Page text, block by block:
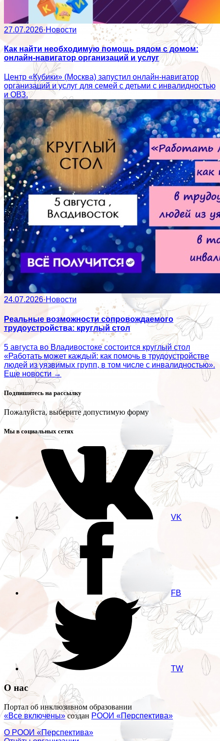
27.07.2026·Новости
Как найти необходимую помощь рядом с домом:
онлайн-навигатор организаций и услуг
Центр «Кубики» (Москва) запустил онлайн-навигатор
организаций и услуг для семей с детьми с инвалидностью
и ОВЗ.
24.07.2026·Новости
Реальные возможности сопровождаемого
трудоустройства: круглый стол
5 августа во Владивостоке состоится круглый стол
«Работать может каждый: как помочь в трудоустройстве
людей из уязвимых групп, в том числе с инвалидностью».
Еще новости →
Подпишитесь на рассылку
Пожалуйста, выберите допустимую форму
Мы в социальных сетях
VK
FB
TW
О нас
Портал об инклюзивном образовании
«Все включены»создан РООИ «Перспектива»
О РООИ «Перспектива»